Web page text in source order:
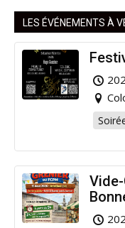
LES ÉVÉNEMENTS À